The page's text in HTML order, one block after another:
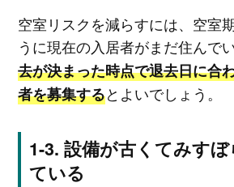
空室リスクを減らすには、空室
うに現在の入居者がまだ住んで
去が決まった時点で退去日に合
者を募集するとよいでしょう。
設備が古くてみす
ている